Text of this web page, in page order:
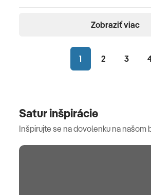
1 2 3
Zobraziť viac
Satur inšpirácie
Inšpirujte se na dovolenku na našom